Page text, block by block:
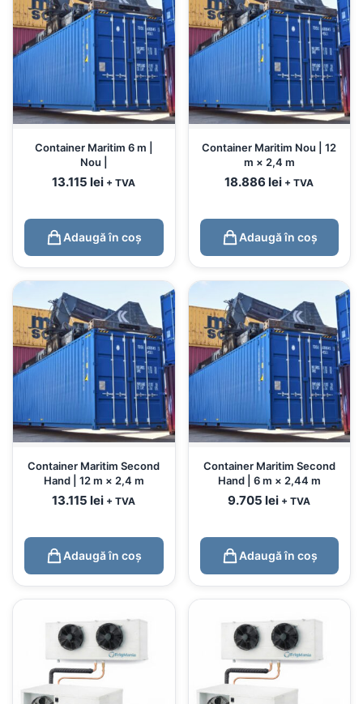
Container Maritim 6 m |
Nou |
13.115lei + TVA
Adaugă în coș
Container Maritim Nou | 12
m × 2,4 m
18.886lei + TVA
Adaugă în coș
Container Maritim Second
Hand | 12 m × 2,4 m
13.115lei + TVA
Adaugă în coș
Container Maritim Second
Hand | 6 m × 2,44 m
9.705lei + TVA
Adaugă în coș